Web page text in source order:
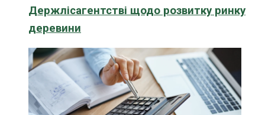
Держлісагентстві щодо розвитку ринку
деревини